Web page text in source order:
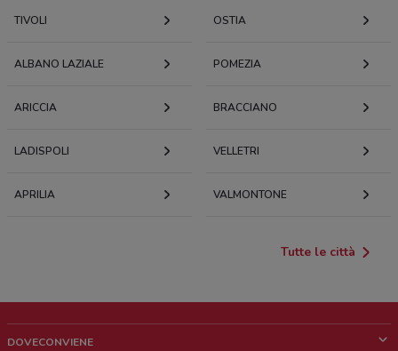
TIVOLI OSTIA
ALBANO LAZIALE POMEZIA
ARICCIA BRACCIANO
LADISPOLI VELLETRI
APRILIA VALMONTONE
Tutte le città
DOVECONVIENE